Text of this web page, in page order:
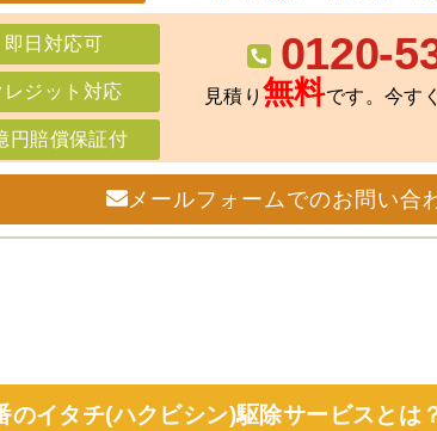
即日対応可
レジット対応
円賠償保証付
0120-
見積り 無料です。今す
メールフォームでのお問い合
のイタチ(ハクビシン)駆除サービスとは